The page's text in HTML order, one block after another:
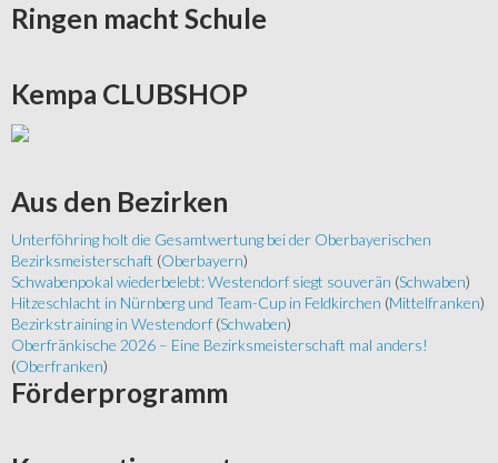
Ringen macht Schule
Kempa CLUBSHOP
Aus den Bezirken
Unterföhring holt die Gesamtwertung bei der Oberbayerischen
Bezirksmeisterschaft (Oberbayern)
Schwabenpokal wiederbelebt: Westendorf siegt souverän (Schwaben)
Hitzeschlacht in Nürnberg und Team-Cup in Feldkirchen (Mittelfranken)
Bezirkstraining in Westendorf (Schwaben)
Oberfränkische 2026 – Eine Bezirksmeisterschaft mal anders!
(Oberfranken)
Förderprogramm